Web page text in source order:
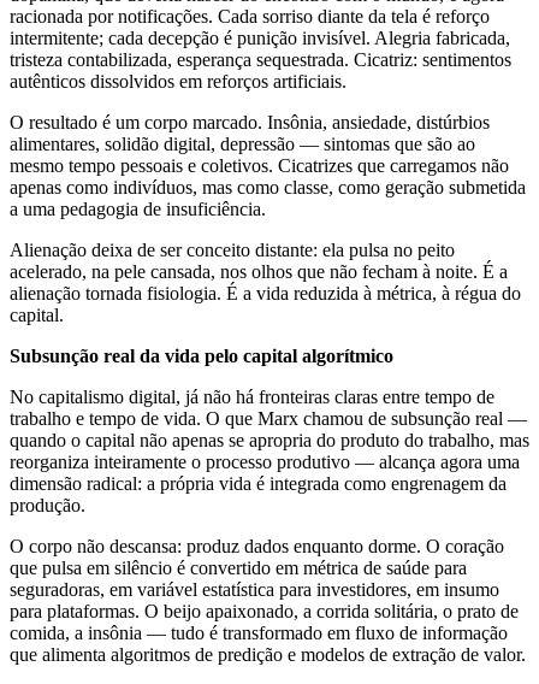
racionada por notificações. Cada sorriso diante da tela é reforço
intermitente; cada decepção é punição invisível. Alegria fabricada,
tristeza contabilizada, esperança sequestrada. Cicatriz: sentimentos
autênticos dissolvidos em reforços artificiais.
O resultado é um corpo marcado. Insônia, ansiedade, distúrbios
alimentares, solidão digital, depressão — sintomas que são ao
mesmo tempo pessoais e coletivos. Cicatrizes que carregamos não
apenas como indivíduos, mas como classe, como geração submetida
a uma pedagogia de insuficiência.
Alienação deixa de ser conceito distante: ela pulsa no peito
acelerado, na pele cansada, nos olhos que não fecham à noite. É a
alienação tornada fisiologia. É a vida reduzida à métrica, à régua do
capital.
Subsunção real da vida pelo capital algorítmico
No capitalismo digital, já não há fronteiras claras entre tempo de
trabalho e tempo de vida. O que Marx chamou de subsunção real —
quando o capital não apenas se apropria do produto do trabalho, mas
reorganiza inteiramente o processo produtivo — alcança agora uma
dimensão radical: a própria vida é integrada como engrenagem da
produção.
O corpo não descansa: produz dados enquanto dorme. O coração
que pulsa em silêncio é convertido em métrica de saúde para
seguradoras, em variável estatística para investidores, em insumo
para plataformas. O beijo apaixonado, a corrida solitária, o prato de
comida, a insônia — tudo é transformado em fluxo de informação
que alimenta algoritmos de predição e modelos de extração de valor.